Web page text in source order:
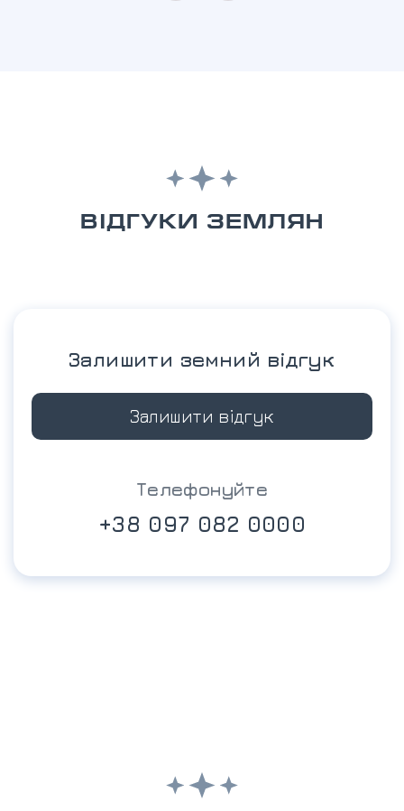
ВІДГУКИ ЗЕМЛЯН
Залишити земний відгук
Залишити відгук
Телефонуйте
+38 097 082 0000